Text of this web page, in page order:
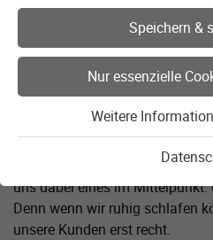
Speichern &
Nur essenzielle
Weitere
Hosting,
Als Digitalagentur bieten wir
Hosting-Lösungen. Je nach
mit unseren Kunden die
Premise oder hybride
uns dabei eines im
Denn wenn wir ruhig schlafen
unsere Kunden erst recht.